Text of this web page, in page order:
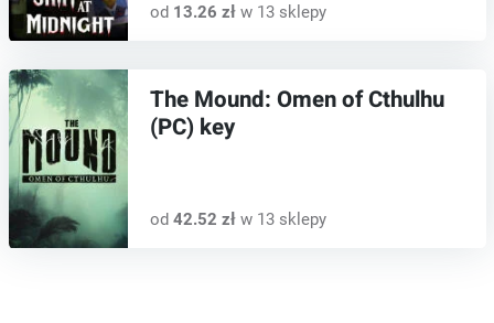
od 13.26 złw 13 sklepy
The Mound: Omen of Cthulhu
(PC) key
od 42.52 złw 13 sklepy